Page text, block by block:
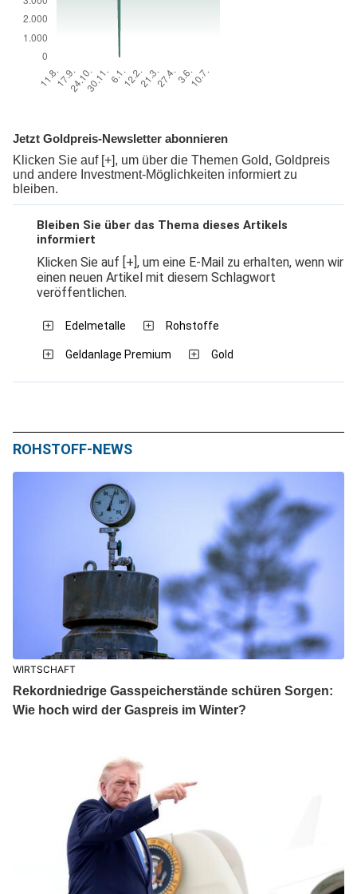
Jetzt Goldpreis-Newsletter abonnieren
Klicken Sie auf [+], um über die Themen Gold, Goldpreis
und andere Investment-Möglichkeiten informiert zu
bleiben.
Bleiben Sie über das Thema dieses Artikels
informiert
Klicken Sie auf [+], um eine E-Mail zu erhalten, wenn wir
einen neuen Artikel mit diesem Schlagwort
veröffentlichen.
Edelmetalle Rohstoffe
Geldanlage Premium Gold
ROHSTOFF-NEWS
WIRTSCHAFT
Rekordniedrige Gasspeicherstände schüren Sorgen:
Wie hoch wird der Gaspreis im Winter?